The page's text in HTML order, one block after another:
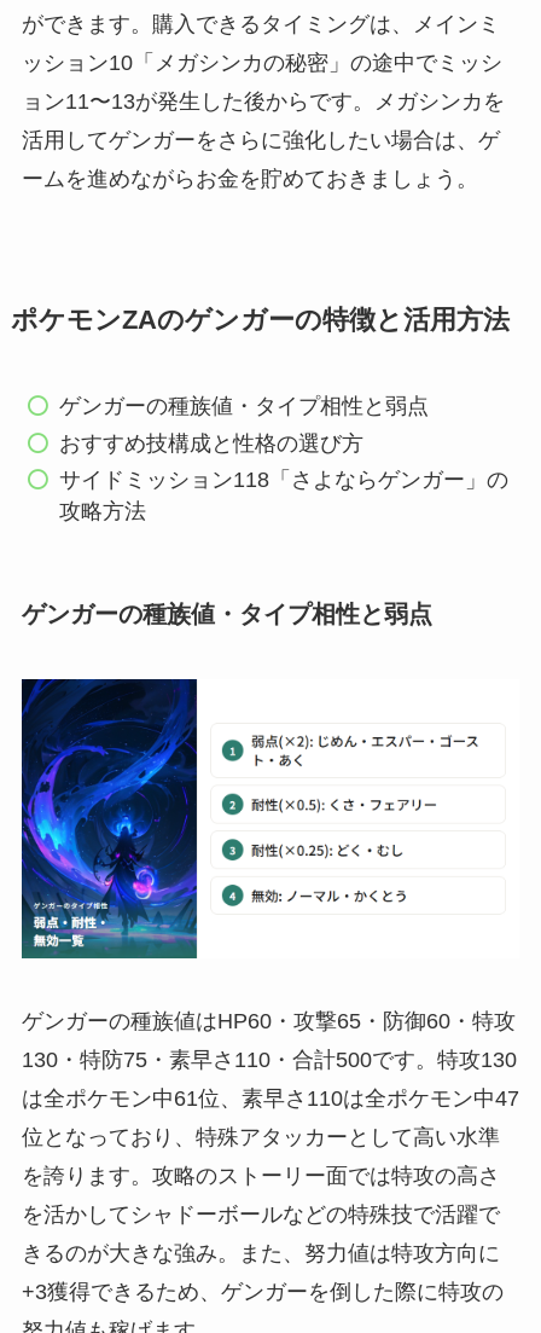
ができます。購入できるタイミングは、メインミ
ッション10「メガシンカの秘密」の途中でミッシ
ョン11〜13が発生した後からです。メガシンカを
活用してゲンガーをさらに強化したい場合は、ゲ
ームを進めながらお金を貯めておきましょう。
ポケモンZAのゲンガーの特徴と活用方法
ゲンガーの種族値・タイプ相性と弱点
おすすめ技構成と性格の選び方
サイドミッション118「さよならゲンガー」の
攻略方法
ゲンガーの種族値・タイプ相性と弱点
ゲンガーの種族値はHP60・攻撃65・防御60・特攻
130・特防75・素早さ110・合計500です。特攻130
は全ポケモン中61位、素早さ110は全ポケモン中47
位となっており、特殊アタッカーとして高い水準
を誇ります。攻略のストーリー面では特攻の高さ
を活かしてシャドーボールなどの特殊技で活躍で
きるのが大きな強み。また、努力値は特攻方向に
+3獲得できるため、ゲンガーを倒した際に特攻の